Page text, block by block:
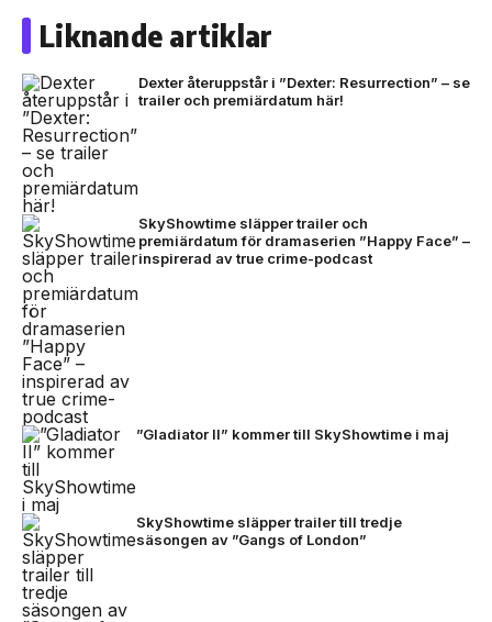
Liknande artiklar
Dexter återuppstår i ”Dexter: Resurrection” – se
trailer och premiärdatum här!
SkyShowtime släpper trailer och
premiärdatum för dramaserien ”Happy Face” –
inspirerad av true crime-podcast
”Gladiator II” kommer till SkyShowtime i maj
SkyShowtime släpper trailer till tredje
säsongen av ”Gangs of London”